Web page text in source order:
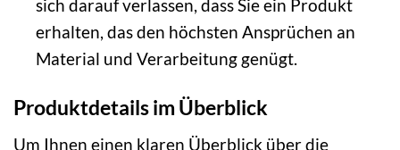
sich darauf verlassen, dass Sie ein Produkt
erhalten, das den höchsten Ansprüchen an
Material und Verarbeitung genügt.
Produktdetails im Überblick
Um Ihnen einen klaren Überblick über die